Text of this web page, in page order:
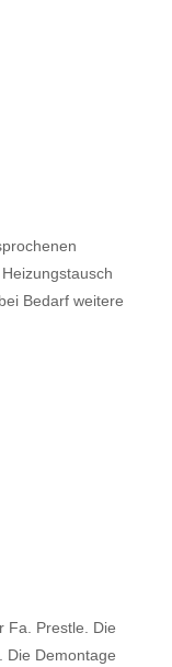
Bedarf weitere
Fa. Prestle. Die
Die Demontage